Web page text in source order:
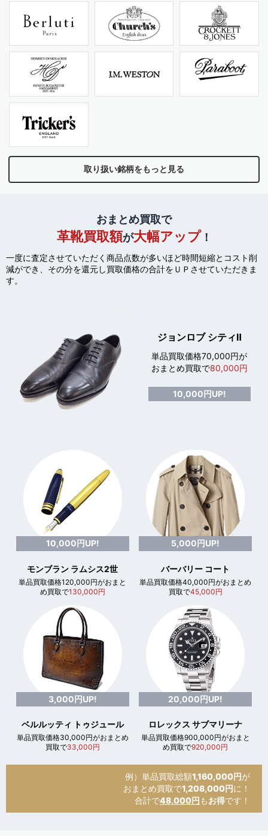
取り扱い銘柄をもっと見る
おまとめ買取で
革靴買取額が大幅アップ！
一度に査定させていただく商品点数が多いほど時間短縮とコスト削
減ができ、 その分を還元し買取価格の合計をＵＰさせていただきま
す。
ジョンロブ シティⅡ
単品買取価格70,000円が
おまとめ買取で80,000円
10,000円UP!
10,000円UP!
モンブラン ラムシス2世
単品買取価格120,000円がおまと
め買取で130,000円
5,000円UP!
バーバリー コート
単品買取価格40,000円がおまとめ
買取で45,000円
3,000円UP!
ベルルッティ トゥジュール
単品買取価格30,000円がおまとめ
買取で33,000円
20,000円UP!
ロレックス サブマリーナ
単品買取価格900,000円がおまと
め買取で920,000円
例）単品買取総額1,160,000円が
おまとめ買取で1,208,000円に！
合計で48,000円 もお得です！